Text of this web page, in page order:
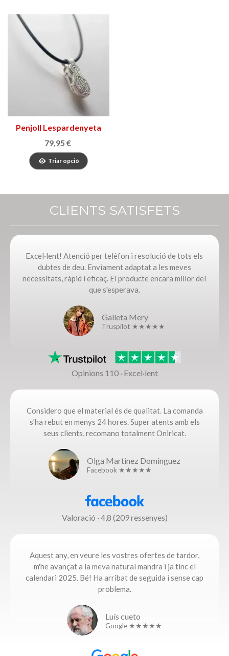
Penjoll Lespardenyeta
Cautxú
79,95 €
Triar opció
CLIENTS SATISFETS
Excel·lent! Atenció per telèfon i resolució de tots els
dubtes de deu. Enviament adaptat a les meves
necessitats, ràpid i eficaç. El producte encara millor del
que s'esperava.
Galleta Mery
Truspilot ★★★★★
Opinions 110 · Excel·lent
Considero que el material és de qualitat. La comanda
s'ha rebut en menys 24 hores. Super atents amb els
seus clients, recomano totalment Oniricat.
Olga Martinez Dominguez
Facebook ★★★★★
Valoració · 4,8 (209 ressenyes)
Aquest any, en veure les vostres ofertes de tardor,
m'he avançat a la meva natural mandra i ja tinc el
calendari 2025. Bé! Ha arribat de seguida i sense cap
problema.​
Luís cueto
Google ★★★★★